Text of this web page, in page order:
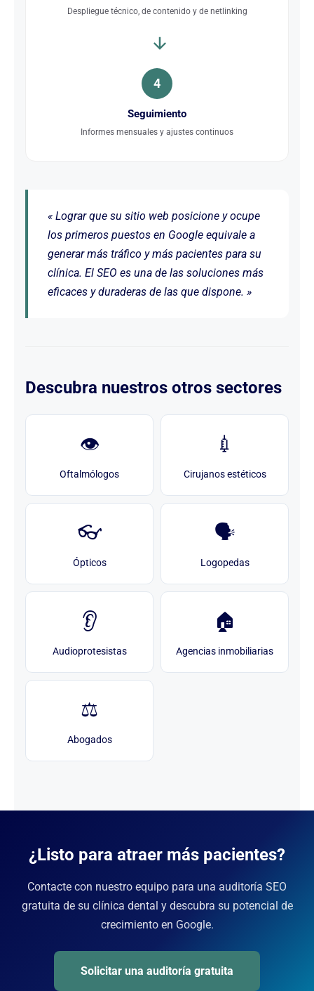
Despliegue técnico, de contenido y de netlinking
4
Seguimiento
Informes mensuales y ajustes continuos
« Lograr que su sitio web posicione y ocupe
los primeros puestos en Google equivale a
generar más tráfico y más pacientes para su
clínica. El SEO es una de las soluciones más
eficaces y duraderas de las que dispone. »
Descubra nuestros otros sectores
👁️
Oftalmólogos
💉
Cirujanos estéticos
👓
Ópticos
🗣️
Logopedas
👂
Audioprotesistas
🏠
Agencias inmobiliarias
⚖️
Abogados
¿Listo para atraer más pacientes?
Contacte con nuestro equipo para una auditoría SEO
gratuita de su clínica dental y descubra su potencial de
crecimiento en Google.
Solicitar una auditoría gratuita